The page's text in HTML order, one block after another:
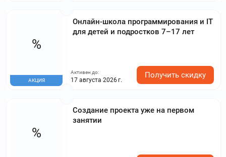
Онлайн-школа программирования и IT
для детей и подростков 7–17 лет
%
АКЦИЯ
Активен до:
17 августа 2026 г.
Получить скидку
Создание проекта уже на первом
занятии
%